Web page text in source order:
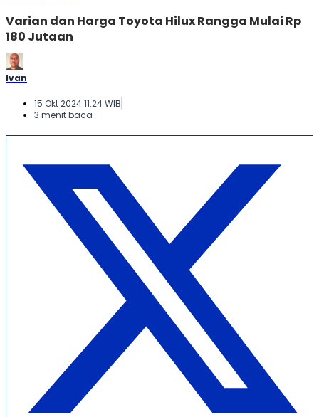
Varian dan Harga Toyota Hilux Rangga Mulai Rp
180 Jutaan
Ivan
15 Okt 2024 11:24 WIB
3 menit baca